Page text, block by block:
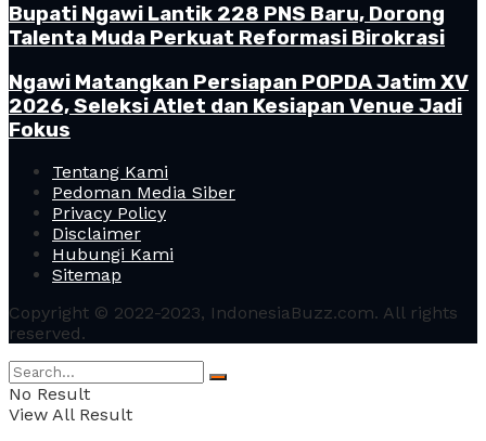
Bupati Ngawi Lantik 228 PNS Baru, Dorong
Talenta Muda Perkuat Reformasi Birokrasi
Ngawi Matangkan Persiapan POPDA Jatim XV
2026, Seleksi Atlet dan Kesiapan Venue Jadi
Fokus
Tentang Kami
Pedoman Media Siber
Privacy Policy
Disclaimer
Hubungi Kami
Sitemap
Copyright © 2022-2023, IndonesiaBuzz.com. All rights
reserved.
No Result
View All Result